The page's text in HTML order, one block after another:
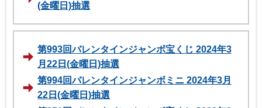
(金曜日)抽選
第993回バレンタインジャンボ宝くじ 2024年3
月22日(金曜日)抽選
第994回バレンタインジャンボミニ 2024年3月
22日(金曜日)抽選